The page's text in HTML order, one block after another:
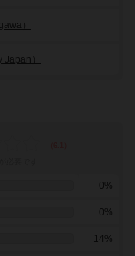
）
）
0%
0%
14%